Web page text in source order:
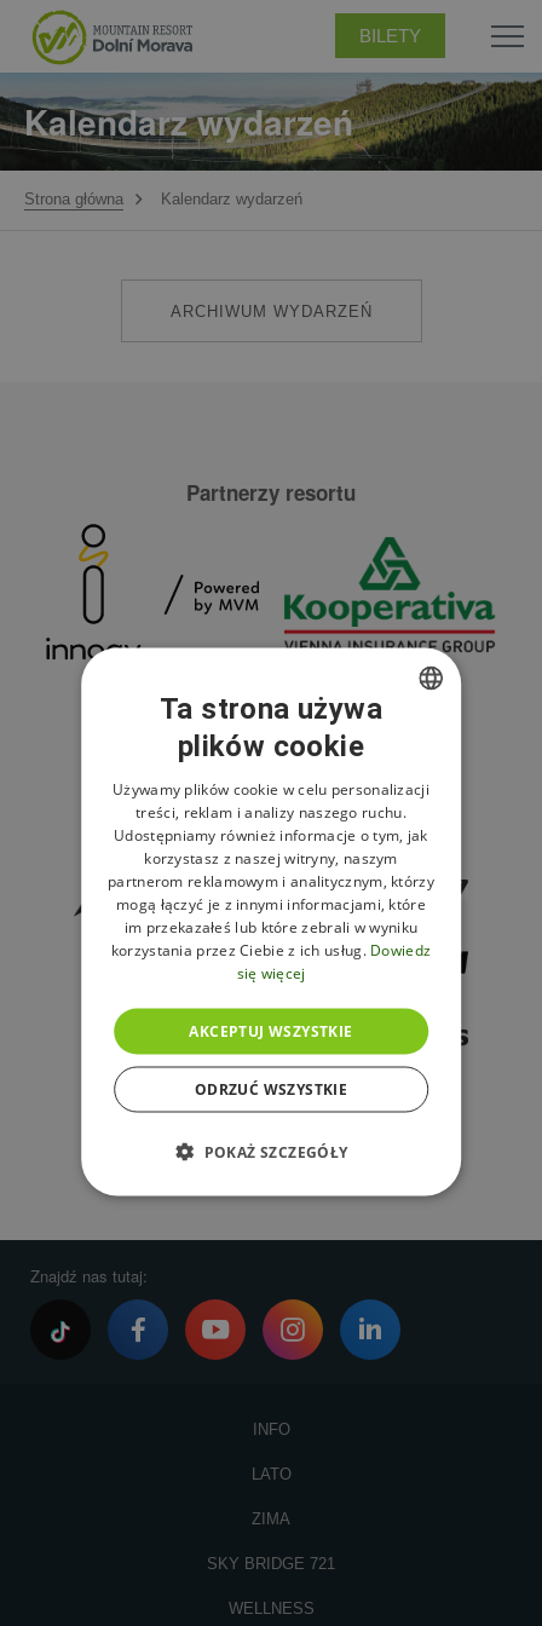
BILETY
Kalendarz wydarzeń
Strona główna Kalendarz wydarzeń
ARCHIWUM WYDARZEŃ
Partnerzy resortu
Znajdź nas tutaj:
INFO
LATO
ZIMA
SKY BRIDGE 721
WELLNESS
ENGLISH
POLISH
Ta strona używa
plików cookie
Używamy plików cookie w celu personalizacji
treści, reklam i analizy naszego ruchu.
Udostępniamy również informacje o tym, jak
korzystasz z naszej witryny, naszym
partnerom reklamowym i analitycznym, którzy
mogą łączyć je z innymi informacjami, które
im przekazałeś lub które zebrali w wyniku
korzystania przez Ciebie z ich usług. Dowiedz
się więcej
AKCEPTUJ WSZYSTKIE
ODRZUĆ WSZYSTKIE
POKAŻ SZCZEGÓŁY